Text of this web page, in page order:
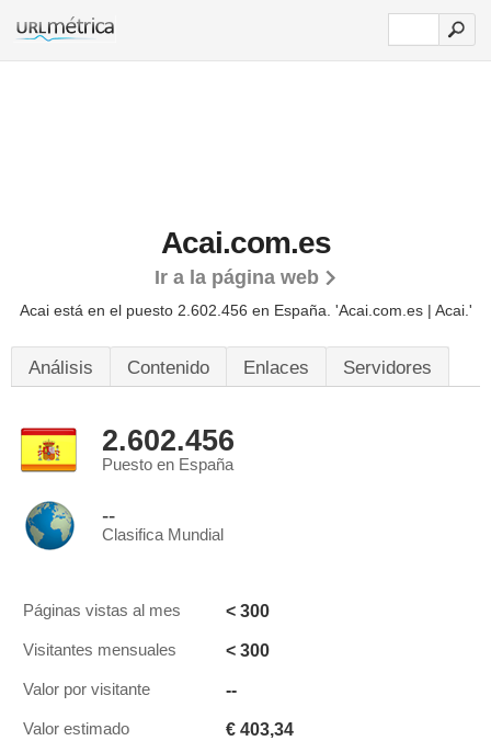
Acai.com.es
Ir a la página web
Acai está en el puesto 2.602.456 en España. 'Acai.com.es | Acai.'
Análisis Contenido Enlaces Servidores
2.602.456
Puesto en España
--
Clasifica Mundial
Páginas vistas al mes < 300
Visitantes mensuales < 300
Valor por visitante --
Valor estimado € 403,34